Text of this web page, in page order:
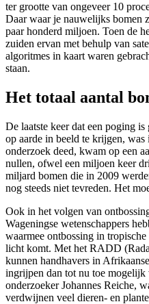
ter grootte van ongeveer 10
Daar waar je nauwelijks bomen
paar honderd miljoen. Toen de
zuiden ervan met behulp van
algoritmes in kaart waren
staan.
Het totaal aantal
De laatste keer dat een poging
op aarde in beeld te krijgen, was
onderzoek deed, kwam op een
nullen, ofwel een miljoen keer
miljard bomen die in 2009
nog steeds niet tevreden. Het
Ook in het volgen van
Wageningse wetenschappers
waarmee ontbossing in
licht komt. Met het RADD
kunnen handhavers in
ingrijpen dan tot nu toe
onderzoeker Johannes Reiche,
verdwijnen veel dieren- en